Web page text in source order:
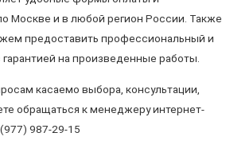
Москве и в любой регион России. Также
предоставить профессиональный и
на произведенные работы.
касаемо выбора, консультации,
обращаться к менеджеру интернет-
987-29-15